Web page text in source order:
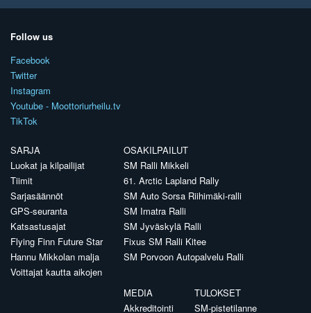
Follow us
Facebook
Twitter
Instagram
Youtube - Moottoriurheilu.tv
TikTok
SARJA
Luokat ja kilpailijat
Tiimit
Sarjasäännöt
GPS-seuranta
Katsastusajat
Flying Finn Future Star
Hannu Mikkolan malja
Voittajat kautta aikojen
OSAKILPAILUT
SM Ralli Mikkeli
61. Arctic Lapland Rally
SM Auto Sorsa Riihimäki-ralli
SM Imatra Ralli
SM Jyväskylä Ralli
Fixus SM Ralli Kitee
SM Porvoon Autopalvelu Ralli
MEDIA
Akkreditointi
TULOKSET
SM-pistetilanne